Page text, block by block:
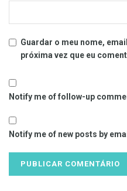
Guardar o meu nome,
próxima vez que eu
Notify me of follow-up
Notify me of new posts by